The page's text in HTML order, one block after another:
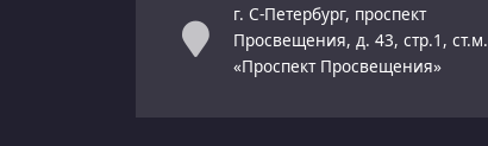
г. С-Петербург, проспект
Просвещения, д. 43, стр.1, ст.м.
«Проспект Просвещения»